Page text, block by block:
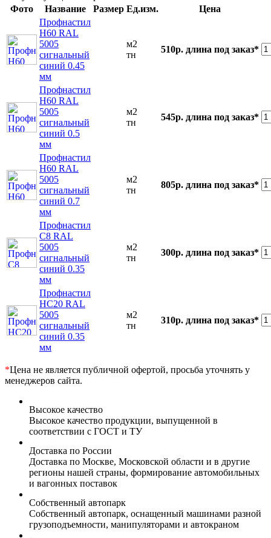
Фото
Название Размер Ед.изм.
Цена
Профнастил
Н60 RAL
5005
сигнальный
синий 0.45
мм
м2
тн
510р. длина под заказ*
Профнастил
Н60 RAL
5005
сигнальный
синий 0.5
мм
м2
тн
545р. длина под заказ*
Профнастил
Н60 RAL
5005
сигнальный
синий 0.7
мм
м2
тн
805р. длина под заказ*
Профнастил
С8 RAL
5005
сигнальный
синий 0.35
мм
м2
тн
300р. длина под заказ*
Профнастил
НС20 RAL
5005
сигнальный
синий 0.35
мм
м2
тн
310р. длина под заказ*
*Цена не является публичной офертой, просьба уточнять у
менеджеров сайта.
Высокое качество
Высокое качество продукции, выпущенной в
соответствии с ГОСТ и ТУ
Доставка по России
Доставка по Москве, Московской области и в другие
регионы нашей страны, формирование автомобильных
и вагонных поставок
Собственный автопарк
Собственный автопарк, оснащенный машинами разной
грузоподъемности, манипуляторами и автокраном